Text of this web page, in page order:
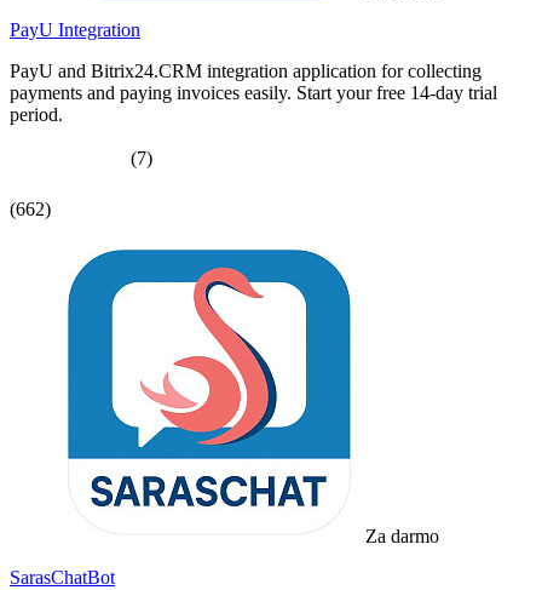
PayU Integration
PayU and Bitrix24.CRM integration application for collecting
payments and paying invoices easily. Start your free 14-day trial
period.
(7)
(662)
Za darmo
SarasChatBot